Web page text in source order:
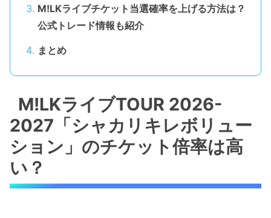
M!LKライブチケット当選確率を上げる方法は？
公式トレード情報も紹介
まとめ
M!LKライブTOUR 2026-
2027「シャカリキレボリュー
ション」のチケット倍率は高
い？